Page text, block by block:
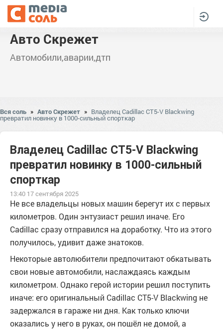
Авто Скрежет
Автомобили,аварии,дтп
Вся соль » Авто Скрежет » Владелец Cadillac CT5-V Blackwing
превратил новинку в 1000-сильный спорткар
Владелец Cadillac CT5-V Blackwing
превратил новинку в 1000-сильный
спорткар
13:40 17 сентября 2025
Не все владельцы новых машин берегут их с первых
километров. Один энтузиаст решил иначе. Его
Cadillac сразу отправился на доработку. Что из этого
получилось, удивит даже знатоков.
Некоторые автолюбители предпочитают обкатывать
свои новые автомобили, наслаждаясь каждым
километром. Однако герой истории решил поступить
иначе: его оригинальный Cadillac CT5-V Blackwing не
задержался в гараже ни дня. Как только ключи
оказались у него в руках, он пошёл не домой, а